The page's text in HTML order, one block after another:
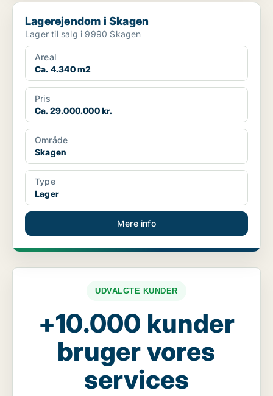
Lagerejendom i Skagen
Lagerejendom i Skagen
Lager til salg i 9990 Skagen
Areal
Ca. 4.340 m2
Pris
Ca. 29.000.000 kr.
Område
Skagen
Type
Lager
Mere info
UDVALGTE KUNDER
+10.000 kunder
bruger vores
services